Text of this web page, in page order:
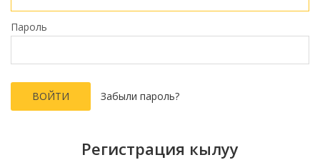
Пароль
Забыли пароль?
Регистрация кылуу